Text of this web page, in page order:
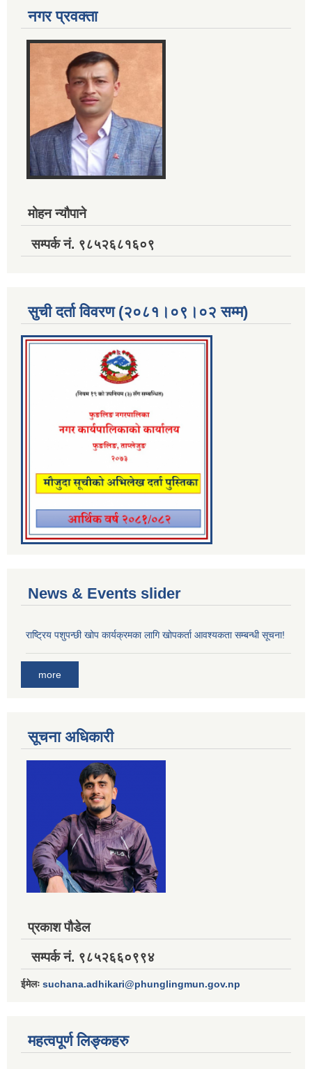
नगर प्रवक्ता
मोहन न्यौपाने
सम्पर्क नं. ९८५२६८१६०९
सुची दर्ता विवरण (२०८१।०९।०२ सम्म)
News & Events slider
राष्ट्रिय पशुपन्छी खोप कार्यक्रमका लागि खोपकर्ता आवश्यकता सम्बन्धी सूचना!
more
सूचना अधिकारी
प्रकाश पौडेल
सम्पर्क नं. ९८५२६६०९९४
ईमेलः suchana.adhikari@phunglingmun.gov.np
महत्वपूर्ण लिङ्कहरु